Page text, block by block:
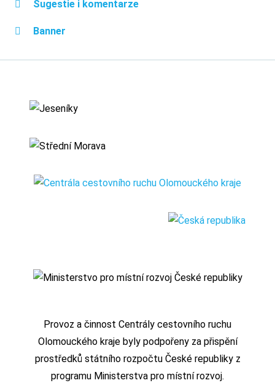
Sugestie i komentarze
Banner
Provoz a činnost Centrály cestovního ruchu
Olomouckého kraje byly podpořeny za přispění
prostředků státního rozpočtu České republiky z
programu Ministerstva pro místní rozvoj.